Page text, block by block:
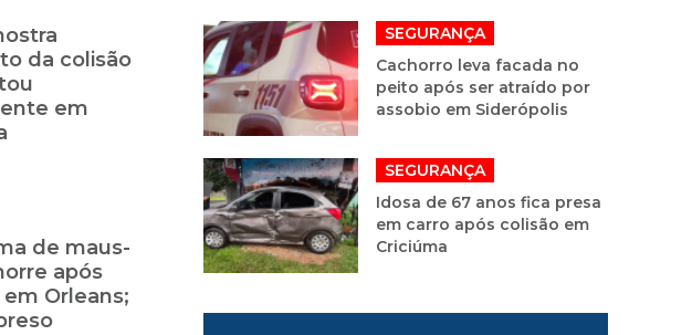
da colisão
em
de maus-
após
Orleans;
SEGURANÇA
Cachorro leva facada no
peito após ser atraído por
assobio em Siderópolis
SEGURANÇA
Idosa de 67 anos fica presa
em carro após colisão em
Criciúma